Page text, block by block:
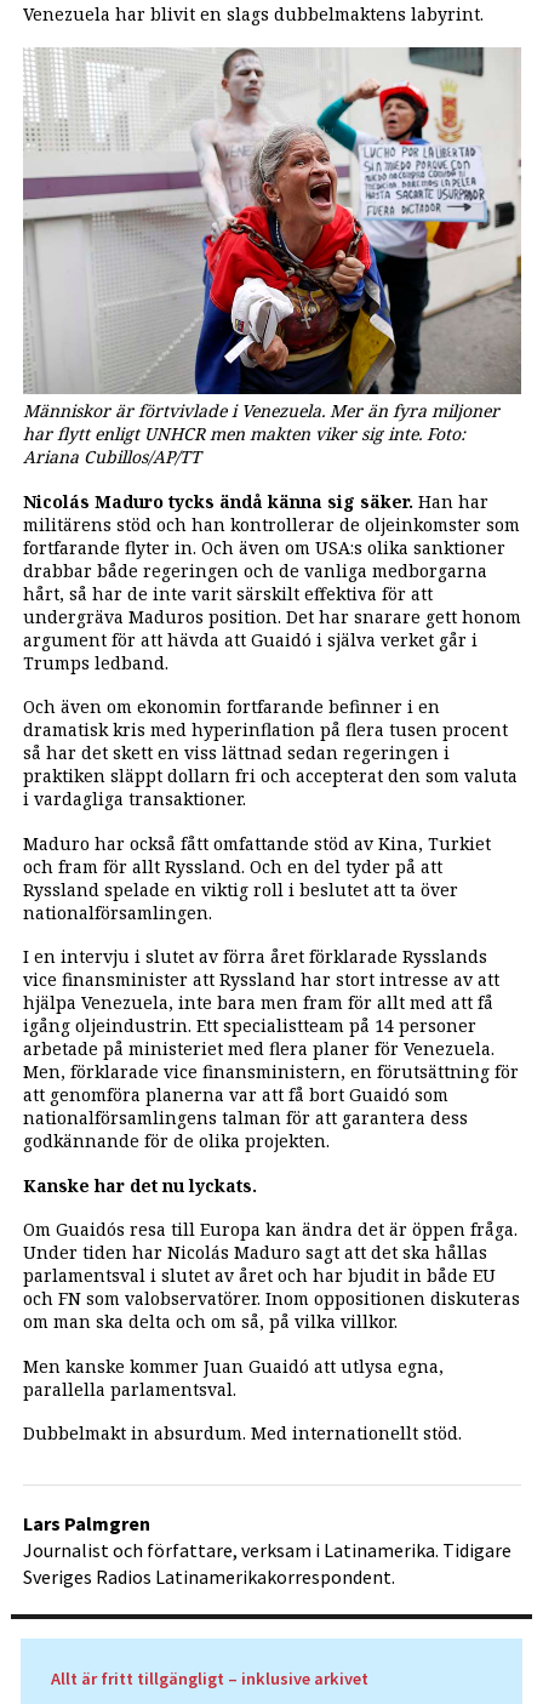
Venezuela har blivit en slags dubbelmaktens labyrint.
Människor är förtvivlade i Venezuela. Mer än fyra miljoner
har flytt enligt UNHCR men makten viker sig inte. Foto:
Ariana Cubillos/AP/TT
Nicolás Maduro tycks ändå känna sig säker. Han har
militärens stöd och han kontrollerar de oljeinkomster som
fortfarande flyter in. Och även om USA:s olika sanktioner
drabbar både regeringen och de vanliga medborgarna
hårt, så har de inte varit särskilt effektiva för att
undergräva Maduros position. Det har snarare gett honom
argument för att hävda att Guaidó i själva verket går i
Trumps ledband.
Och även om ekonomin fortfarande befinner i en
dramatisk kris med hyperinflation på flera tusen procent
så har det skett en viss lättnad sedan regeringen i
praktiken släppt dollarn fri och accepterat den som valuta
i vardagliga transaktioner.
Maduro har också fått omfattande stöd av Kina, Turkiet
och fram för allt Ryssland. Och en del tyder på att
Ryssland spelade en viktig roll i beslutet att ta över
nationalförsamlingen.
I en intervju i slutet av förra året förklarade Rysslands
vice finansminister att Ryssland har stort intresse av att
hjälpa Venezuela, inte bara men fram för allt med att få
igång oljeindustrin. Ett specialistteam på 14 personer
arbetade på ministeriet med flera planer för Venezuela.
Men, förklarade vice finansministern, en förutsättning för
att genomföra planerna var att få bort Guaidó som
nationalförsamlingens talman för att garantera dess
godkännande för de olika projekten.
Kanske har det nu lyckats.
Om Guaidós resa till Europa kan ändra det är öppen fråga.
Under tiden har Nicolás Maduro sagt att det ska hållas
parlamentsval i slutet av året och har bjudit in både EU
och FN som valobservatörer. Inom oppositionen diskuteras
om man ska delta och om så, på vilka villkor.
Men kanske kommer Juan Guaidó att utlysa egna,
parallella parlamentsval.
Dubbelmakt in absurdum. Med internationellt stöd.
Lars Palmgren
Journalist och författare, verksam i Latinamerika. Tidigare
Sveriges Radios Latinamerikakorrespondent.
Allt är fritt tillgängligt – inklusive arkivet